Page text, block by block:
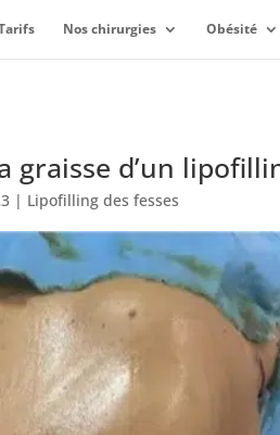
Nos chirurgies Obésité
graisse d’un
| Lipofilling des fesses